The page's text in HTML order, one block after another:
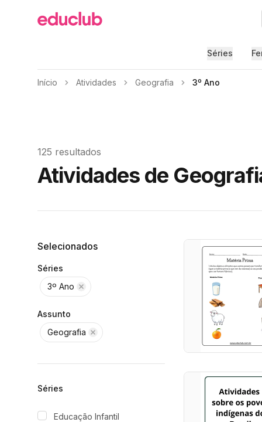
Educlub
Séries
Início Atividades Geografia 3º Ano
125 resultados
Atividades de
Filtros
Selecionados
Séries
3º Ano
Assunto
Geografia
Séries
Educação Infantil